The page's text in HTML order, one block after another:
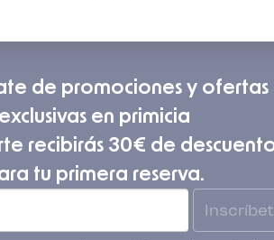
de promociones y ofertas
exclusivas en primicia
recibirás 30€ de
tu primera reserva.